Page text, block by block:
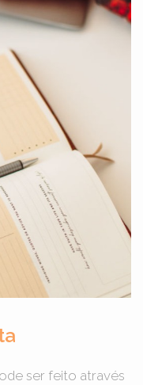
ser feito através